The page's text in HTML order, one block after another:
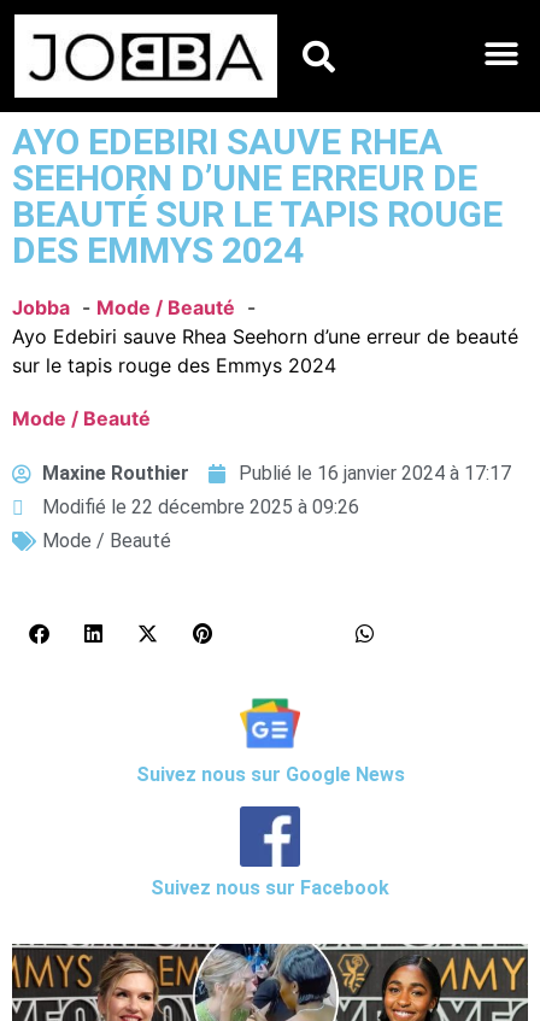
AYO EDEBIRI SAUVE RHEA
SEEHORN D’UNE ERREUR DE
BEAUTÉ SUR LE TAPIS ROUGE
DES EMMYS 2024
Jobba
Mode / Beauté
Ayo Edebiri sauve Rhea Seehorn d’une erreur de beauté
sur le tapis rouge des Emmys 2024
Mode / Beauté
Maxine Routhier Publié le 16 janvier 2024 à 17:17
Modifié le 22 décembre 2025 à 09:26
Mode / Beauté
Suivez nous sur Google News
Suivez nous sur Facebook